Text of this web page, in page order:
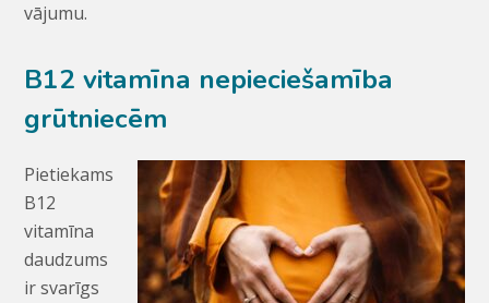
vājumu.
B12 vitamīna nepieciešamība
grūtniecēm
Pietiekams
B12
vitamīna
daudzums
ir svarīgs